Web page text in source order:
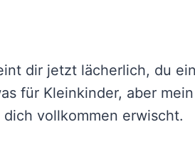
dir jetzt lächerlich, du
für Kleinkinder, aber
vollkommen erwischt.